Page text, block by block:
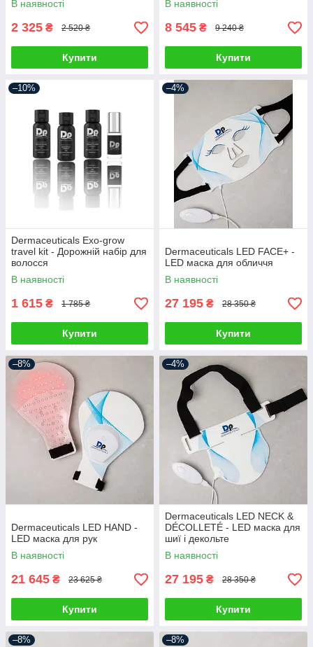
В наявності
2 325 ₴ 2 520 ₴
Купити
В наявності
8 545 ₴ 9 240 ₴
Купити
–10%
Dermaceuticals Exo-grow
travel kit - Дорожній набір для
волосся
В наявності
1 615 ₴ 1 785 ₴
Купити
–4%
Dermaceuticals LED FACE+ -
LED маска для обличчя
В наявності
27 195 ₴ 28 350 ₴
Купити
–8%
Dermaceuticals LED HAND -
LED маска для рук
В наявності
21 645 ₴ 23 625 ₴
Купити
–4%
Dermaceuticals LED NECK &
DÉCOLLETÉ - LED маска для
шиї і декольте
В наявності
27 195 ₴ 28 350 ₴
Купити
–8% –8%